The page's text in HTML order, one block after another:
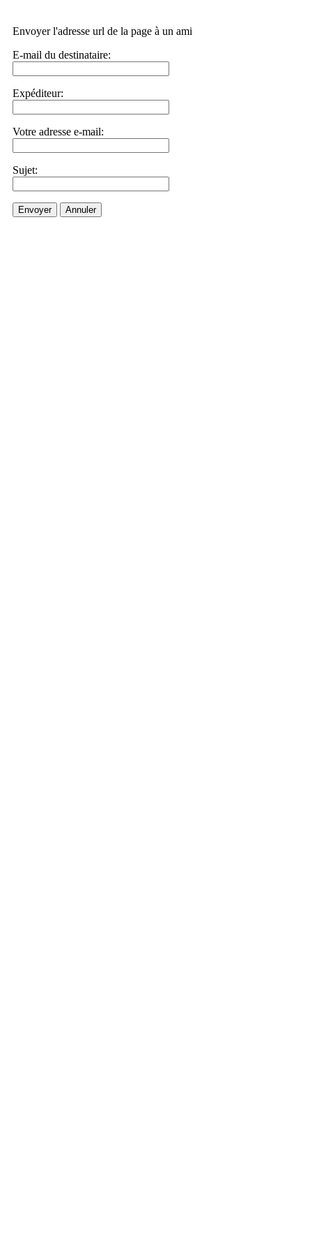
Envoyer l'adresse url de la page à un ami
E-mail du destinataire:
Expéditeur:
Votre adresse e-mail:
Sujet:
Envoyer Annuler